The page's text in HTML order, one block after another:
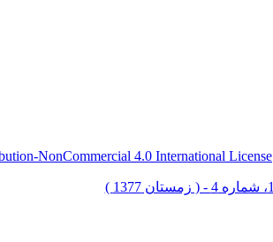
NonCommercial 4.0 International License